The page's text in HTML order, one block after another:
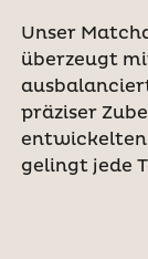
Unser
überzeugt
präziser
entwickelten
gelingt jede